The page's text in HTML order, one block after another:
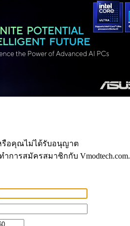
รือคุณไม่ได้รับอนุญาต
ำการสมัครสมาชิกกับ Vmodtech.com.